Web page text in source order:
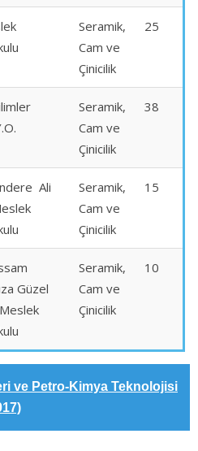
Seramik,
Cam ve
Çinicilik
25
Seramik,
Cam ve
Çinicilik
38
Ali
Seramik,
Cam ve
Çinicilik
15
Güzel
Seramik,
Cam ve
Çinicilik
10
ve Petro-Kimya Teknolojisi